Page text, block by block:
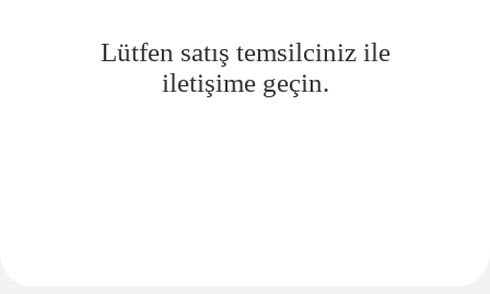
Lütfen satış temsilciniz ile
iletişime geçin.